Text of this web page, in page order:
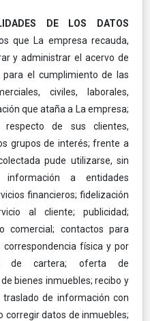
DE LOS DATOS
que La empresa recauda,
y administrar el acervo de
el cumplimiento de las
civiles, laborales,
que ataña a La empresa;
de sus clientes,
grupos de interés; frente a
pude utilizarse, sin
a entidades
financieros; fidelización
al cliente; publicidad;
comercial; contactos para
física y por
de cartera; oferta de
bienes inmuebles; recibo y
de información con
corregir datos de inmuebles;